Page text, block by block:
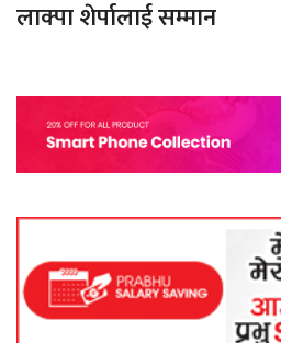
लाक्पा शेर्पालाई सम्मान